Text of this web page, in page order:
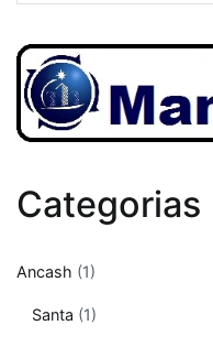
Ancash
Categorias
Ancash (1)
Santa (1)